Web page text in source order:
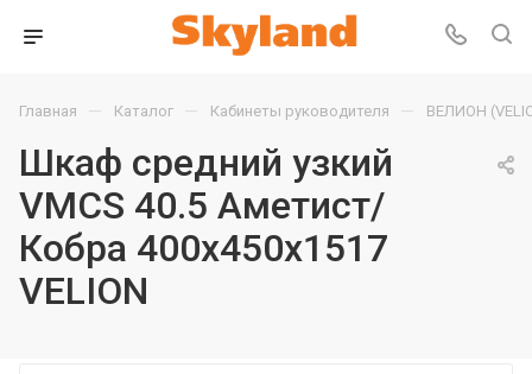
Главная — Каталог — Кабинеты руководителя — ВЕЛИОН
Шкаф средний узкий
VMCS 40.5 Аметист/
Кобра 400х450х1517
VELION